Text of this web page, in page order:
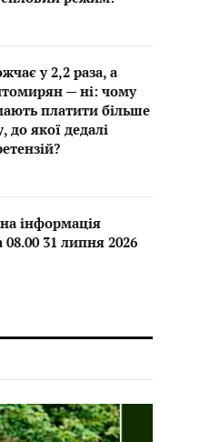
у 2,2 раза, а
— ні: чому
платити більше
до якої дедалі
інформація
31 липня 2026